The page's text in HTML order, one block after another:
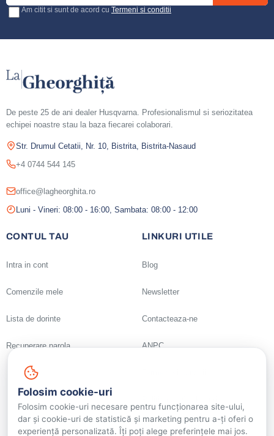
Am citit si sunt de acord cu Termeni si conditii
De peste 25 de ani dealer Husqvarna. Profesionalismul si seriozitatea
echipei noastre stau la baza fiecarei colaborari.
Str. Drumul Cetatii, Nr. 10, Bistrita, Bistrita-Nasaud
+4 0744 544 145
office@lagheorghita.ro
Luni - Vineri: 08:00 - 16:00, Sambata: 08:00 - 12:00
CONTUL TAU
Intra in cont
Comenzile mele
Lista de dorinte
Recuperare parola
LINKURI UTILE
Blog
Newsletter
Contacteaza-ne
ANPC
Setari cookie-uri
Folosim cookie-uri
Folosim cookie-uri necesare pentru funcționarea site-ului,
dar și cookie-uri de statistică și marketing pentru a-ți oferi o
experiență personalizată. Îți poți alege preferințele mai jos.